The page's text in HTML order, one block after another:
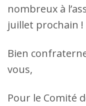
nombreux à
juillet prochain !
Bien
vous,
Pour le Comité